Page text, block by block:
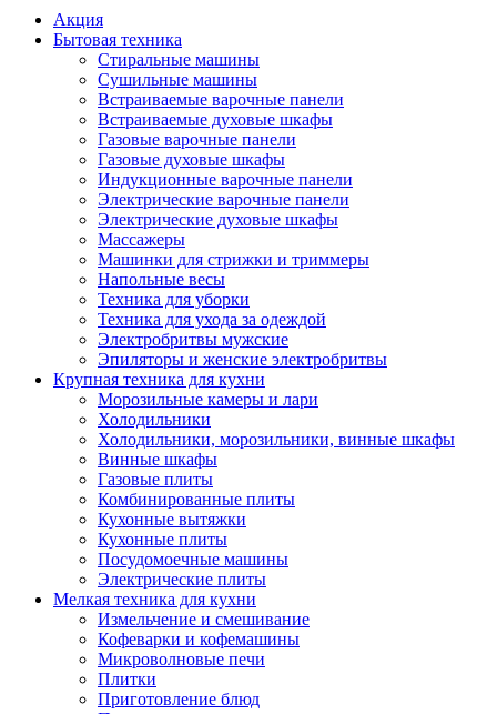
Акция
Бытовая техника
Стиральные машины
Сушильные машины
Встраиваемые варочные панели
Встраиваемые духовые шкафы
Газовые варочные панели
Газовые духовые шкафы
Индукционные варочные панели
Электрические варочные панели
Электрические духовые шкафы
Массажеры
Машинки для стрижки и триммеры
Напольные весы
Техника для уборки
Техника для ухода за одеждой
Электробритвы мужские
Эпиляторы и женские электробритвы
Крупная техника для кухни
Морозильные камеры и лари
Холодильники
Холодильники, морозильники, винные шкафы
Винные шкафы
Газовые плиты
Комбинированные плиты
Кухонные вытяжки
Кухонные плиты
Посудомоечные машины
Электрические плиты
Мелкая техника для кухни
Измельчение и смешивание
Кофеварки и кофемашины
Микроволновые печи
Плитки
Приготовление блюд